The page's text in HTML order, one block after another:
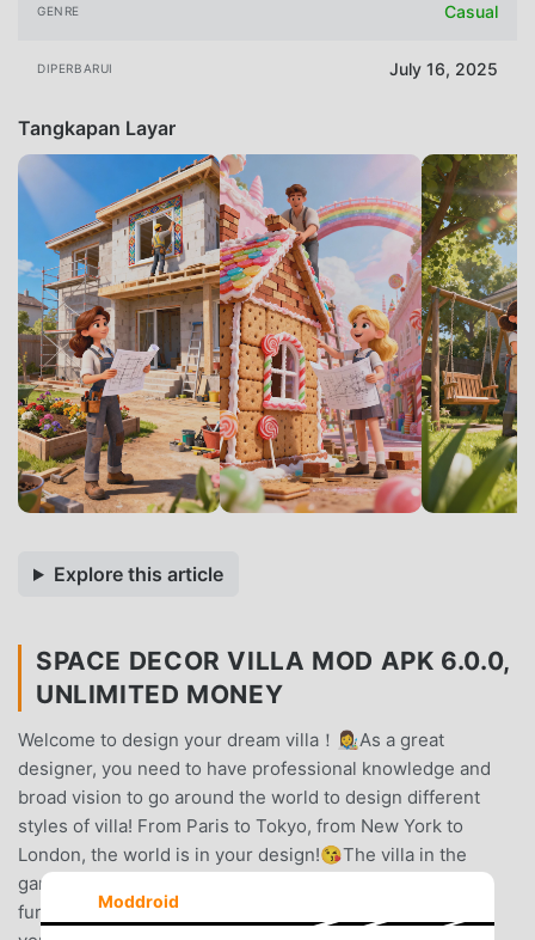
GENRE Casual
DIPERBARUI July 16, 2025
Tangkapan Layar
Explore this article
SPACE DECOR VILLA MOD APK 6.0.0,
UNLIMITED MONEY
Welcome to design your dream villa！👩‍🎨As a great
designer, you need to have professional knowledge and
broad vision to go around the world to design different
styles of villa! From Paris to Tokyo, from New York to
London, the world is in your design!😘The villa in the
game is close to reality, matching different styles of
furniture in your design. To get more design inspiration,
Moddroid